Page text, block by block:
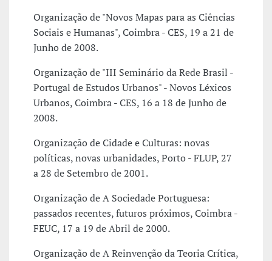
Organização de "Novos Mapas para as Ciências
Sociais e Humanas", Coimbra - CES, 19 a 21 de
Junho de 2008.
Organização de "III Seminário da Rede Brasil -
Portugal de Estudos Urbanos" - Novos Léxicos
Urbanos, Coimbra - CES, 16 a 18 de Junho de
2008.
Organização de Cidade e Culturas: novas
políticas, novas urbanidades, Porto - FLUP, 27
a 28 de Setembro de 2001.
Organização de A Sociedade Portuguesa:
passados recentes, futuros próximos, Coimbra -
FEUC, 17 a 19 de Abril de 2000.
Organização de A Reinvenção da Teoria Crítica,